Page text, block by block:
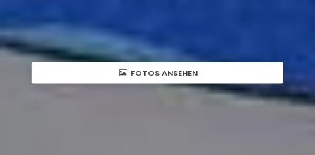
FOTOS ANSEHEN